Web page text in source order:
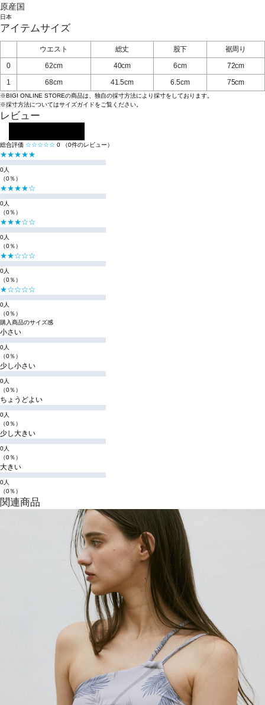
原産国
日本
アイテムサイズ
ウエスト 総丈 股下
裾周り
0
62cm 40cm 6cm
72cm
1
68cm 41.5cm 6.5cm 75cm
※BIGI ONLINE STOREの商品は、独自の採寸方法により採寸をしております。
※採寸方法についてはサイズガイドをご覧ください。
レビュー
総合評価 ☆☆☆☆☆ 0 （0件のレビュー）
★★★★★
0人
（0％）
★★★★☆
0人
（0％）
★★★☆☆
0人
（0％）
★★☆☆☆
0人
（0％）
★☆☆☆☆
0人
（0％）
購入商品のサイズ感
小さい
0人
（0％）
少し小さい
0人
（0％）
ちょうどよい
0人
（0％）
少し大きい
0人
（0％）
大きい
0人
（0％）
関連商品